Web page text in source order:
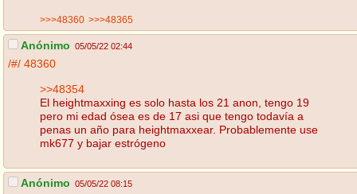
>>>48360 >>>48365
Anónimo 05/05/22 02:44
/#/ 48360
>>48354
El heightmaxxing es solo hasta los 21 anon, tengo 19
pero mi edad ósea es de 17 asi que tengo todavía a
penas un año para heightmaxxear. Probablemente use
mk677 y bajar estrógeno
Anónimo 05/05/22 08:15